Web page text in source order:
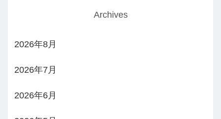
Archives
2026年8月
2026年7月
2026年6月